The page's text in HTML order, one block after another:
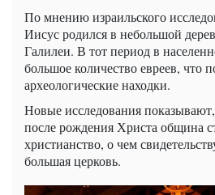
По мнению израильского
Иисус родился в небольшой
Галилеи. В тот период в
большое количество евреев, что
археологические находки.
Новые исследования показывают,
после рождения Христа община
христианство, о чем
большая церковь.